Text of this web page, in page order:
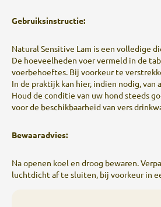
Gebruiksinstructie:
Natural Sensitive Lam is een volledige
De hoeveelheden voer vermeld in de
voerbehoeftes. Bij voorkeur te
In de praktijk kan hier, indien nodig, van
Houd de conditie van uw hond steeds
voor de beschikbaarheid van vers
Bewaaradvies:
Na openen koel en droog bewaren.
luchtdicht af te sluiten, bij voorkeur in